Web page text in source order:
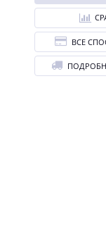
ВСЕ